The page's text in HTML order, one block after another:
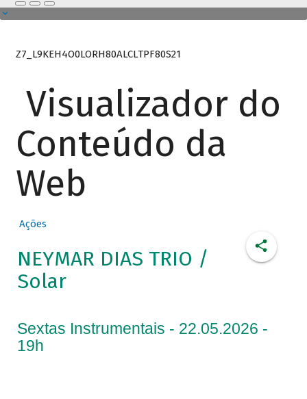
Z7_L9KEH4O0LORH80ALCLTPF80S21
Visualizador do
Conteúdo da
Web
Ações
NEYMAR DIAS TRIO /
Solar
Sextas Instrumentais - 22.05.2026 -
19h